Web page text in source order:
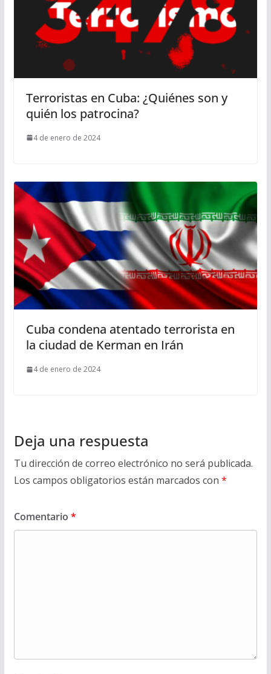
Terroristas en Cuba: ¿Quiénes son y
quién los patrocina?
4 de enero de 2024
Cuba condena atentado terrorista en
la ciudad de Kerman en Irán
4 de enero de 2024
Deja una respuesta
Tu dirección de correo electrónico no será publicada.
Los campos obligatorios están marcados con *
Comentario *